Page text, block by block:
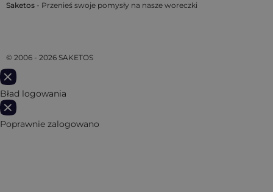
Saketos - Przenieś swoje pomysły na nasze woreczki
© 2006 - 2026 SAKETOS
Bład logowania
Poprawnie zalogowano